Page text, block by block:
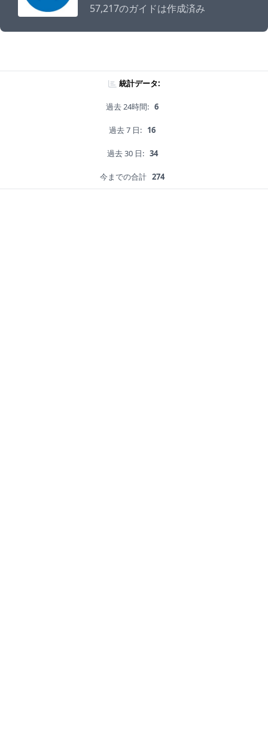
57,217のガイドは作成済み
統計データ:
過去 24時間: 6
過去 7 日: 16
過去 30 日: 34
今までの合計 274